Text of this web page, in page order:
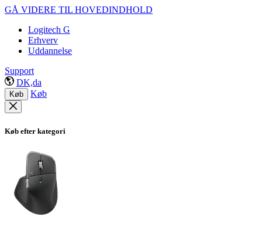
GÅ VIDERE TIL HOVEDINDHOLD
Logitech G
Erhverv
Uddannelse
Support
DK,da
Køb Køb
Køb efter kategori